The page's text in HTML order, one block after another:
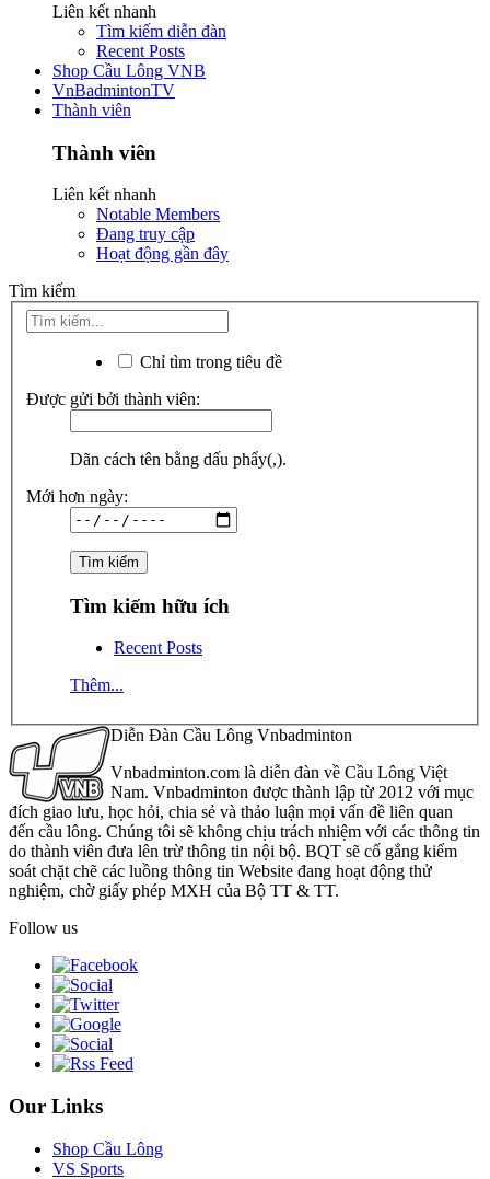
Liên kết nhanh
Tìm kiếm diễn đàn
Recent Posts
Shop Cầu Lông VNB
VnBadmintonTV
Thành viên
Thành viên
Liên kết nhanh
Notable Members
Đang truy cập
Hoạt động gần đây
Tìm kiếm
Chỉ tìm trong tiêu đề
Được gửi bởi thành viên:
Dãn cách tên bằng dấu phẩy(,).
Mới hơn ngày:
Tìm kiếm hữu ích
Recent Posts
Thêm...
Diễn Đàn Cầu Lông Vnbadminton
Vnbadminton.com là diễn đàn về Cầu Lông Việt
Nam. Vnbadminton được thành lập từ 2012 với mục
đích giao lưu, học hỏi, chia sẻ và thảo luận mọi vấn đề liên quan
đến cầu lông. Chúng tôi sẽ không chịu trách nhiệm với các thông tin
do thành viên đưa lên trừ thông tin nội bộ. BQT sẽ cố gắng kiểm
soát chặt chẽ các luồng thông tin Website đang hoạt động thử
nghiệm, chờ giấy phép MXH của Bộ TT & TT.
Follow us
Our Links
Shop Cầu Lông
VS Sports